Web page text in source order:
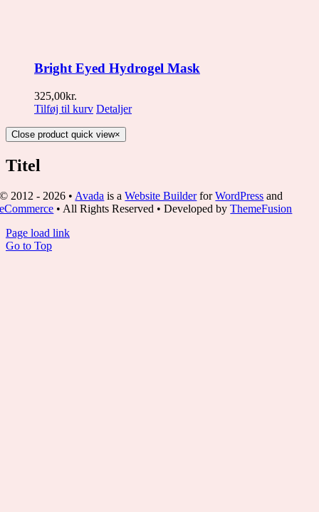
Bright Eyed Hydrogel Mask
325,00kr.
Tilføj til kurv Detaljer
Close product quick view×
Titel
© 2012 - 2026 • Avada is aWebsite BuilderforWordPress and
eCommerce • All Rights Reserved • Developed byThemeFusion
Page load link
Go to Top